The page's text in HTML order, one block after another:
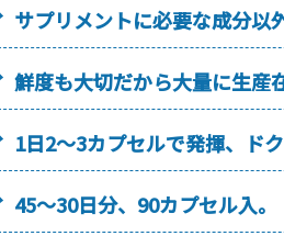
サプリメントに必要な成分以
鮮度も大切だから大量に生産
1日2～3カプセルで発揮、ド
45～30日分、90カプセル入。